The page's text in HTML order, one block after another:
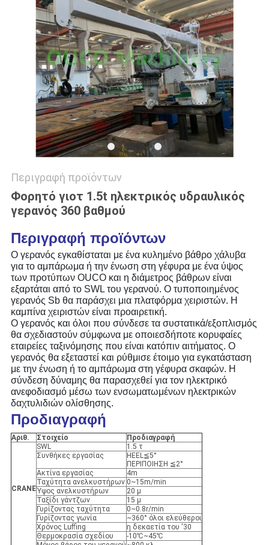
SITEMAP
ΠΟΛΙΤΙΚΉ
ΑΠΟΡΡΉΤΟΥ
Περιγραφή προϊόντων
Φορητό γιοτ 1.5t ηλεκτρικός υδραυλικός
γερανός 360 βαθμού
Περιγραφή προϊόντων
Ο γερανός εγκαθίσταται με ένα κυλημένο βάθρο χάλυβα
για το αμπάρωμα ή την ένωση στη γέφυρα με ένα ύψος
των προτύπων OUCO και η διάμετρος βάθρων είναι
εξαρτάται από το SWL του γερανού. Ο τυποποιημένος
γερανός Sb θα παράσχει μια πλατφόρμα χειριστών. Η
καμπίνα χειριστών είναι προαιρετική.
Ο γερανός και όλοι που σύνδεσε τα συστατικά/εξοπλισμός
θα σχεδιαστούν σύμφωνα με οποιεσδήποτε κορυφαίες
εταιρείες ταξινόμησης που είναι κατόπιν αιτήματος. Ο
γερανός θα εξεταστεί και ρύθμισε έτοιμο για εγκατάσταση
με την ένωση ή το αμπάρωμα στη γέφυρα σκαφών. Η
σύνδεση δύναμης θα παρασχεθεί για τον ηλεκτρικό
ανεφοδιασμό μέσω των ενσωματωμένων ηλεκτρικών
δαχτυλιδιών ολίσθησης.
Προδιαγραφή
Αριθ. Στοιχείο Προδιαγραφή
CRANE
SWL
1.5 τ
Συνθήκες εργασίας
HEEL≦5°
ΠΕΡΙΠΟΙΗΣΗ ≦2°
Ακτίνα εργασίας
4m
Ταχύτητα ανελκυστήρων 0~15m/min
Ύψος ανελκυστήρων
20 μ
Ταξίδι γάντζων
15 μ
Γυρίζοντας ταχύτητα
0~0.8r/min
Γυρίζοντας γωνία
~360° όλοι ελεύθεροι
Χρόνος Luffing
η δεκαετία του '30
Θερμοκρασία σχεδίου
-10℃~45℃